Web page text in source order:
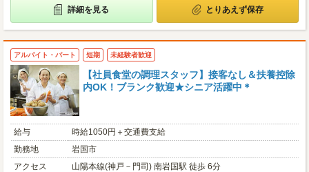
詳細を見る とりあえず保存
アルバイト・パート 短期 未経験者歓迎
【社員食堂の調理スタッフ】接客なし＆扶養控除
内OK！ブランク歓迎★シニア活躍中＊
給与
時給1050円＋交通費支給
勤務地
岩国市
アクセス
山陽本線(神戸－門司) 南岩国駅 徒歩 6分